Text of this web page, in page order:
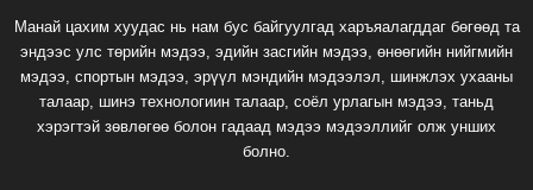
Манай цахим хуудас нь нам бус байгуулгад харъяалагддаг бөгөөд та
эндээс улс төрийн мэдээ, эдийн засгийн мэдээ, өнөөгийн нийгмийн
мэдээ, спортын мэдээ, эрүүл мэндийн мэдээлэл, шинжлэх ухааны
талаар, шинэ технологиин талаар, соёл урлагын мэдээ, таньд
хэрэгтэй зөвлөгөө болон гадаад мэдээ мэдээллийг олж унших
болно.